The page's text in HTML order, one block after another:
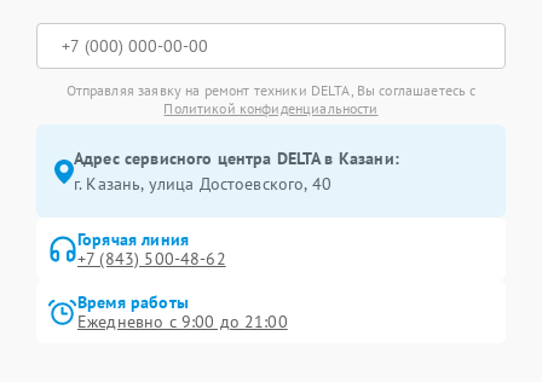
Отправляя заявку на ремонт техники DELTA, Вы соглашаетесь с
Политикой конфиденциальности
Адрес сервисного центра DELTA в Казани:
г. Казань, улица Достоевского, 40
Горячая линия
+7 (843) 500-48-62
Время работы
Ежедневно с 9:00 до 21:00